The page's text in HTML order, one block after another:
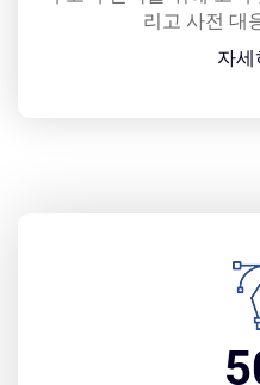
리고 사전 대
자세